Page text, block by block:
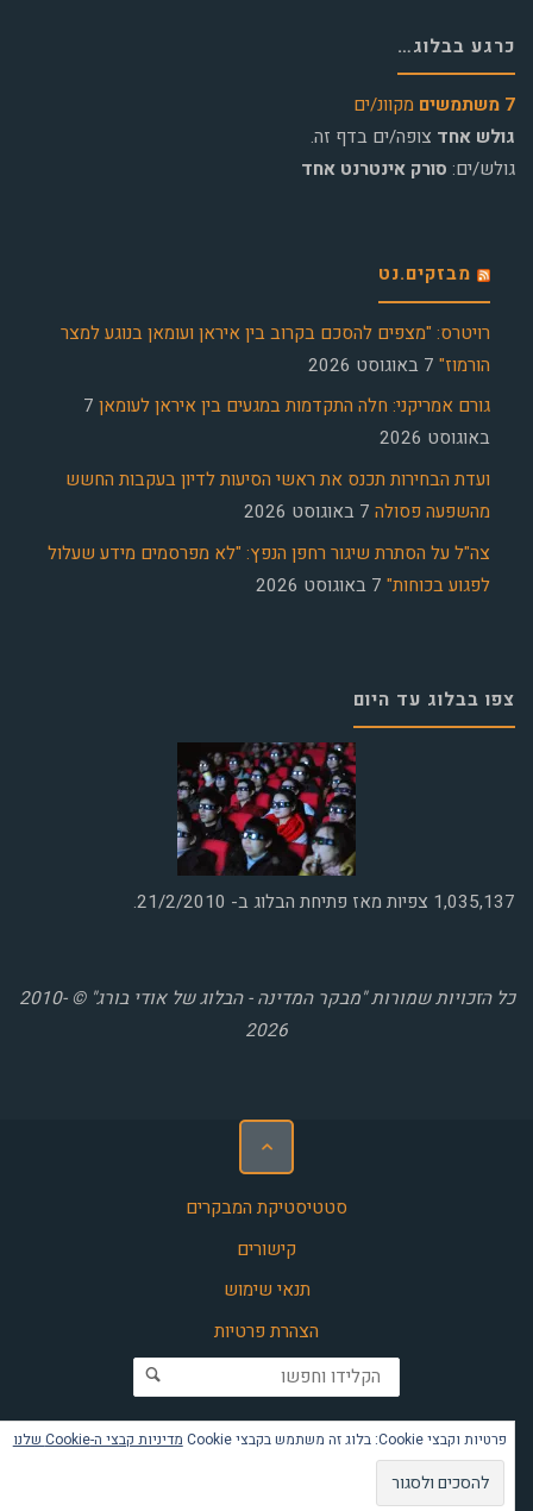
כרגע בבלוג…
7 משתמשים
מקוונ/ים
גולש אחד צופה/ים בדף זה.
גולש/ים: סורק אינטרנט אחד
מבזקים.נט
רויטרס: "מצפים להסכם בקרוב בין איראן ועומאן בנוגע למצר
הורמוז" 7 באוגוסט 2026
גורם אמריקני: חלה התקדמות במגעים בין איראן לעומאן 7
באוגוסט 2026
ועדת הבחירות תכנס את ראשי הסיעות לדיון בעקבות החשש
מהשפעה פסולה 7 באוגוסט 2026
צה"ל על הסתרת שיגור רחפן הנפץ: "לא מפרסמים מידע שעלול
לפגוע בכוחות" 7 באוגוסט 2026
צפו בבלוג עד היום
1,035,137 צפיות מאז פתיחת הבלוג ב- 21/2/2010.
כל הזכויות שמורות "מבקר המדינה - הבלוג של אודי בורג" © 2010-
2026
סטטיסטיקת המבקרים
קישורים
תנאי שימוש
הצהרת פרטיות
פרטיות וקבצי Cookie: בלוג זה משתמש בקבצי Cookie מדיניות קבצי ה-Cookie שלנו